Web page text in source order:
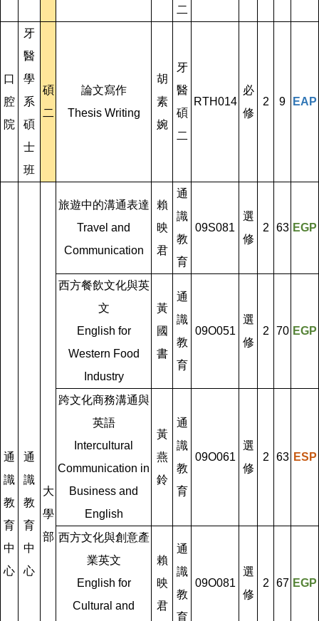
二
口
腔
院
牙
醫
學
系
碩
士
班
碩
二
論文寫作
Thesis Writing
胡
素
婉
牙
醫
碩
二
RTH014
必
修
2 9 EAP
通
識
教
育
中
心
通
識
教
育
中
心
大
學
部
旅遊中的溝通表達
Travel and
Communication
賴
映
君
通
識
教
育
09S081
選
修
2 63 EGP
西方餐飲文化與英
文
English for
Western Food
Industry
黃
國
書
通
識
教
育
09O051
選
修
2 70 EGP
跨文化商務溝通與
英語
Intercultural
Communication in
Business and
English
黃
燕
鈴
通
識
教
育
09O061
選
修
2 63 ESP
西方文化與創意產
業英文
English for
Cultural and
賴
映
君
通
識
教
育
09O081
選
修
2 67 EGP